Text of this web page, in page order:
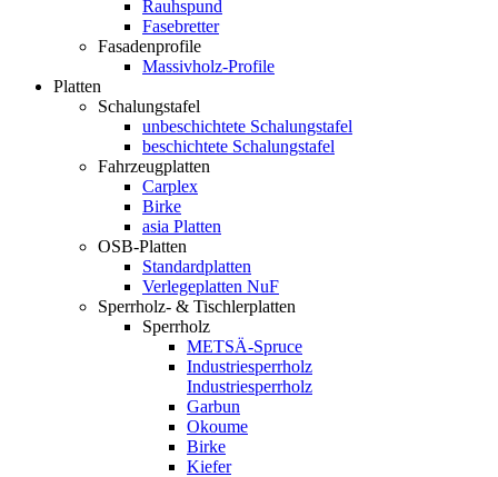
Rauhspund
Fasebretter
Fasadenprofile
Massivholz-Profile
Platten
Schalungstafel
unbeschichtete Schalungstafel
beschichtete Schalungstafel
Fahrzeugplatten
Carplex
Birke
asia Platten
OSB-Platten
Standardplatten
Verlegeplatten NuF
Sperrholz- & Tischlerplatten
Sperrholz
METSÄ-Spruce
Industriesperrholz
Industriesperrholz
Garbun
Okoume
Birke
Kiefer